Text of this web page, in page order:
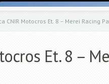
CNIR Motocros Et. 8 – Merei Racing
Et. 8 –